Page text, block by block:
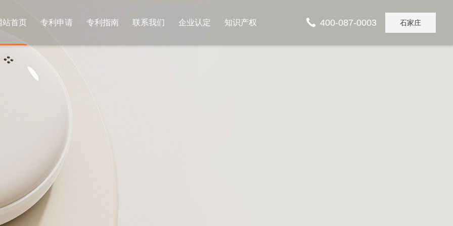
站首页 专利申请 专利指南 联系我们 企业认定 知识产权 400-087-0003 石家庄